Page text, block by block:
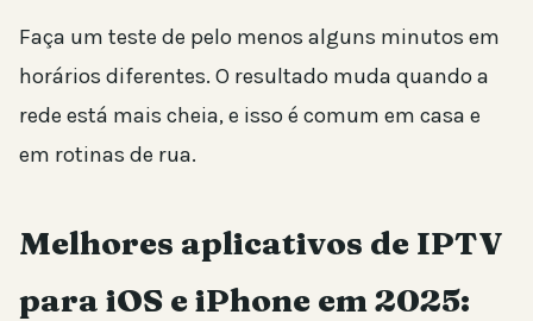
Faça um teste de pelo menos alguns minutos em
horários diferentes. O resultado muda quando a
rede está mais cheia, e isso é comum em casa e
em rotinas de rua.
Melhores aplicativos de IPTV
para iOS e iPhone em 2025: